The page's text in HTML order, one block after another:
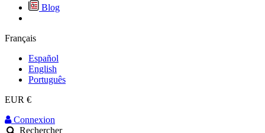
Blog
Français
Español
English
Português
EUR €
Connexion
Rechercher